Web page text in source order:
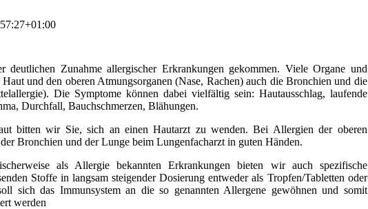
Zunahme allergischer Erkrankungen gekommen. Viele Organe und
und den oberen Atmungsorganen (Nase, Rachen) auch die Bronchien und die
Die Symptome können dabei vielfältig sein: Hautausschlag, laufende
Durchfall, Bauchschmerzen, Blähungen.
bitten wir Sie, sich an einen Hautarzt zu wenden. Bei Allergien der oberen
Bronchien und der Lunge beim Lungenfacharzt in guten Händen.
als Allergie bekannten Erkrankungen bieten wir auch spezifische
Stoffe in langsam steigender Dosierung entweder als Tropfen/Tabletten oder
sich das Immunsystem an die so genannten Allergene gewöhnen und somit
werden